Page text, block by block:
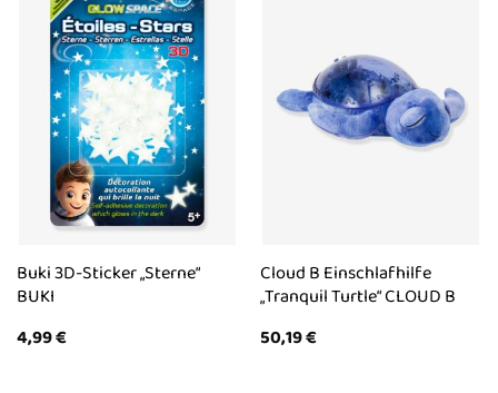
Buki 3D-Sticker „Sterne“
BUKI
4,99€
Cloud B Einschlafhilfe
„Tranquil Turtle“ CLOUD B
50,19€